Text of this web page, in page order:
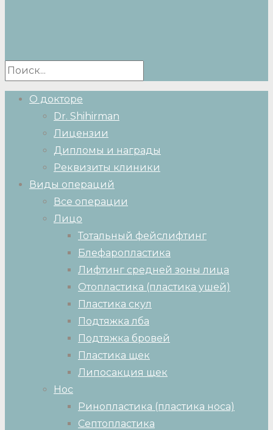
О докторе
Dr. Shihirman
Лицензии
Дипломы и награды
Реквизиты клиники
Виды операций
Все операции
Лицо
Тотальный фейслифтинг
Блефаропластика
Лифтинг средней зоны лица
Отопластика (пластика ушей)
Пластика скул
Подтяжка лба
Подтяжка бровей
Пластика щек
Липосакция щек
Нос
Ринопластика (пластика носа)
Септопластика